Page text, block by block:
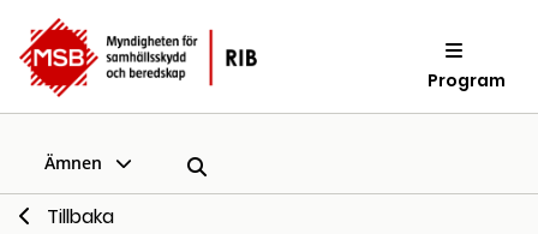
Program
Ämnen
Tillbaka